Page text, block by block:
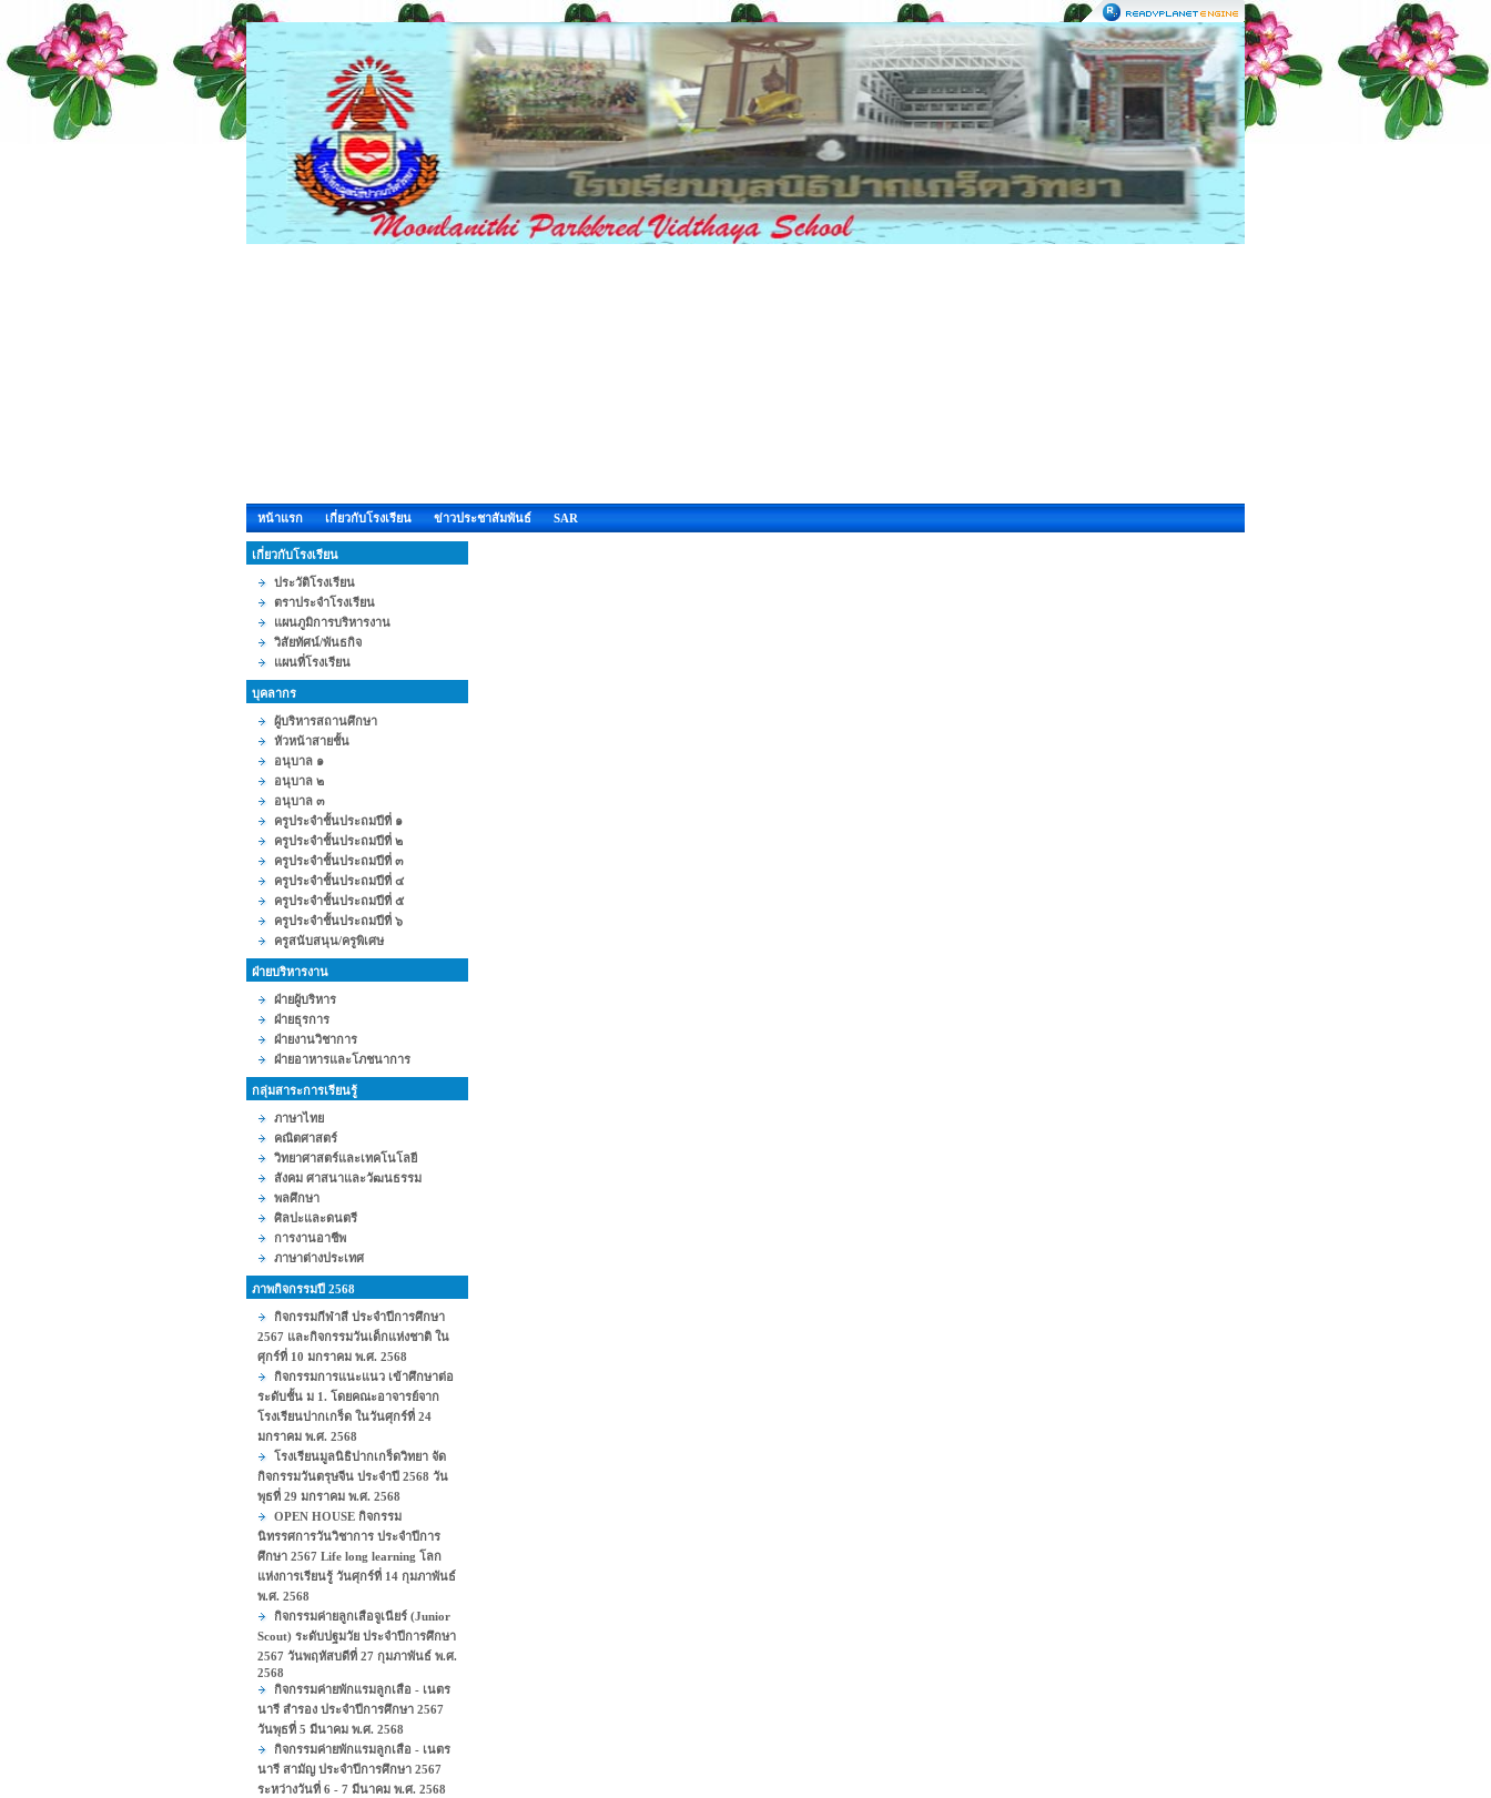
หน้าแรก เกี่ยวกับโรงเรียน ข่าวประชาสัมพันธ์ SAR
เกี่ยวกับโรงเรียน
ประวัติโรงเรียน
ตราประจำโรงเรียน
แผนภูมิการบริหารงาน
วิสัยทัศน์/พันธกิจ
แผนที่โรงเรียน
บุคลากร
ผู้บริหารสถานศึกษา
หัวหน้าสายชั้น
อนุบาล ๑
อนุบาล ๒
อนุบาล ๓
ครูประจำชั้นประถมปีที่ ๑
ครูประจำชั้นประถมปีที่ ๒
ครูประจำชั้นประถมปีที่ ๓
ครูประจำชั้นประถมปีที่ ๔
ครูประจำชั้นประถมปีที่ ๕
ครูประจำชั้นประถมปีที่ ๖
ครูสนับสนุน/ครูพิเศษ
ฝ่ายบริหารงาน
ฝ่ายผู้บริหาร
ฝ่ายธุรการ
ฝ่ายงานวิชาการ
ฝ่ายอาหารและโภชนาการ
กลุ่มสาระการเรียนรู้
ภาษาไทย
คณิตศาสตร์
วิทยาศาสตร์และเทคโนโลยี
สังคม ศาสนาและวัฒนธรรม
พลศึกษา
ศิลปะและดนตรี
การงานอาชีพ
ภาษาต่างประเทศ
ภาพกิจกรรมปี 2568
กิจกรรมกีฬาสี ประจำปีการศึกษา
2567 และกิจกรรมวันเด็กแห่งชาติ ใน
ศุกร์ที่ 10 มกราคม พ.ศ. 2568
กิจกรรมการแนะแนว เข้าศึกษาต่อ
ระดับชั้น ม 1. โดยคณะอาจารย์จาก
โรงเรียนปากเกร็ด ในวันศุกร์ที่ 24
มกราคม พ.ศ. 2568
โรงเรียนมูลนิธิปากเกร็ดวิทยา จัด
กิจกรรมวันตรุษจีน ประจำปี 2568 วัน
พุธที่ 29 มกราคม พ.ศ. 2568
OPEN HOUSE กิจกรรม
นิทรรศการวันวิชาการ ประจำปีการ
ศึกษา 2567 Life long learning โลก
แห่งการเรียนรู้ วันศุกร์ที่ 14 กุมภาพันธ์
พ.ศ. 2568
กิจกรรมค่ายลูกเสือจูเนียร์ (Junior
Scout) ระดับปฐมวัย ประจำปีการศึกษา
2567 วันพฤหัสบดีที่ 27 กุมภาพันธ์ พ.ศ.
2568
กิจกรรมค่ายพักแรมลูกเสือ - เนตร
นารี สำรอง ประจำปีการศึกษา 2567
วันพุธที่ 5 มีนาคม พ.ศ. 2568
กิจกรรมค่ายพักแรมลูกเสือ - เนตร
นารี สามัญ ประจำปีการศึกษา 2567
ระหว่างวันที่ 6 - 7 มีนาคม พ.ศ. 2568